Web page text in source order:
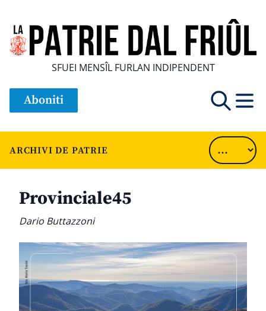
SFUEI MENSÎL FURLAN INDIPENDENT
Aboniti
ARCHIVI DE PATRIE
Provinciale45
Dario Buttazzoni